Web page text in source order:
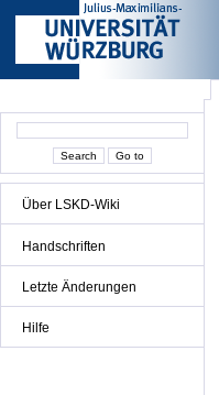
Über LSKD-Wiki
Handschriften
Letzte Änderungen
Hilfe